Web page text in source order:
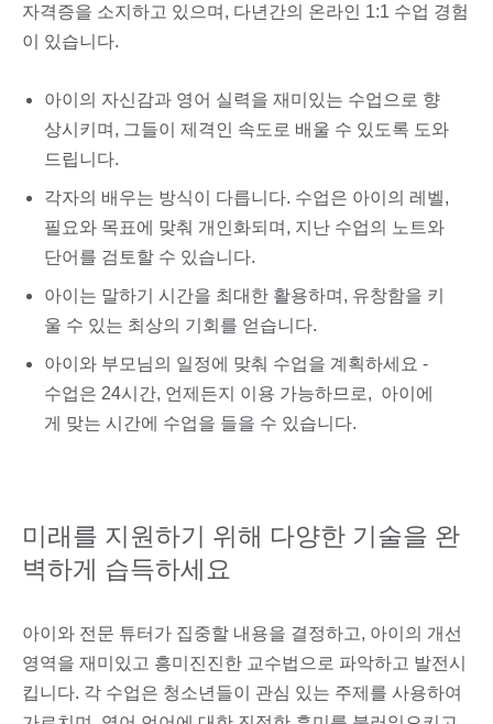
자격증을 소지하고 있으며, 다년간의 온라인 1:1 수업 경험
이 있습니다.
아이의 자신감과 영어 실력을 재미있는 수업으로 향
상시키며, 그들이 제격인 속도로 배울 수 있도록 도와
드립니다.
각자의 배우는 방식이 다릅니다. 수업은 아이의 레벨,
필요와 목표에 맞춰 개인화되며, 지난 수업의 노트와
단어를 검토할 수 있습니다.
아이는 말하기 시간을 최대한 활용하며, 유창함을 키
울 수 있는 최상의 기회를 얻습니다.
아이와 부모님의 일정에 맞춰 수업을 계획하세요 -
수업은 24시간, 언제든지 이용 가능하므로, 아이에
게 맞는 시간에 수업을 들을 수 있습니다.
미래를 지원하기 위해 다양한 기술을 완
벽하게 습득하세요
아이와 전문 튜터가 집중할 내용을 결정하고, 아이의 개선
영역을 재미있고 흥미진진한 교수법으로 파악하고 발전시
킵니다. 각 수업은 청소년들이 관심 있는 주제를 사용하여